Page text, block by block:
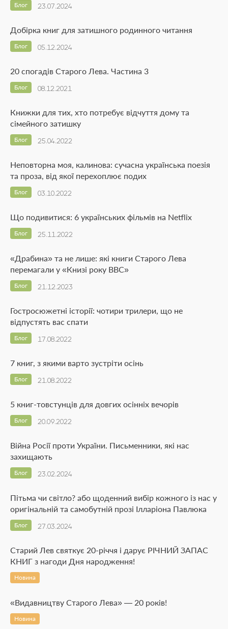
23.07.2024
Блог
Добірка книг для затишного родинного читання
05.12.2024
Блог
20 спогадів Старого Лева. Частина 3
08.12.2021
Блог
Книжки для тих, хто потребує відчуття дому та
сімейного затишку
25.04.2022
Блог
Неповторна моя, калинова: сучасна українська поезія
та проза, від якої перехоплює подих
03.10.2022
Блог
Що подивитися: 6 українських фільмів на Netflix
25.11.2022
Блог
«Драбина» та не лише: які книги Старого Лева
перемагали у «Книзі року BBC»
21.12.2023
Блог
Гостросюжетні історії: чотири трилери, що не
відпустять вас спати
17.08.2022
Блог
7 книг, з якими варто зустріти осінь
21.08.2022
Блог
5 книг-товстунців для довгих осінніх вечорів
20.09.2022
Блог
Війна Росії проти України. Письменники, які нас
захищають
23.02.2024
Блог
Пітьма чи світло? або щоденний вибір кожного із нас у
оригінальній та самобутній прозі Ілларіона Павлюка
27.03.2024
Блог
Старий Лев святкує 20-річчя і дарує РІЧНИЙ ЗАПАС
КНИГ з нагоди Дня народження!
Новина
«Видавництву Старого Лева» — 20 років!
Новина